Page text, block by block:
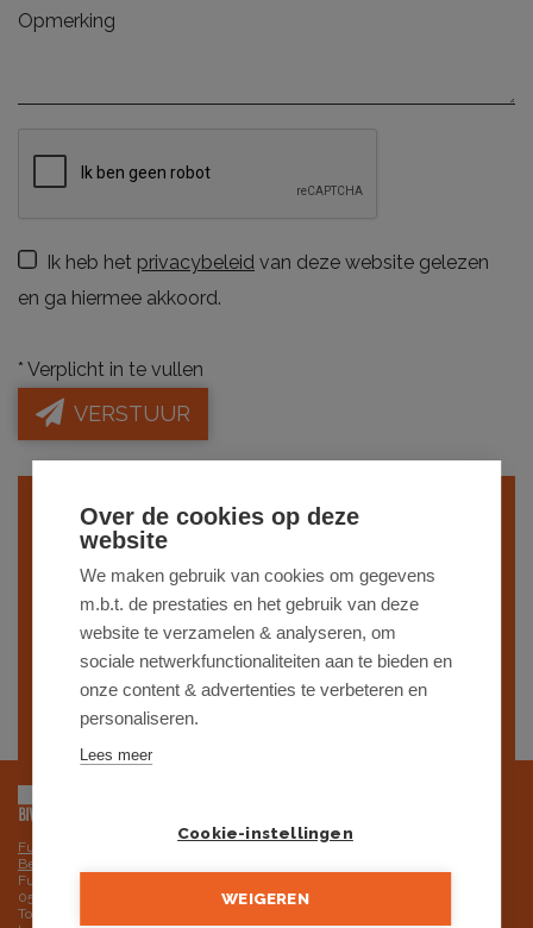
Ik heb het privacybeleid van deze website gelezen
en ga hiermee akkoord.
* Verplicht in te vullen
VERSTUUR
Indien je interesse hebt in een gelijkaardig
project,
schrijf je dan vrijblijvend in
onze nieuwsbrief en blijf op de hoogte van
onsrecentste aanbod.
SCHRIJF JE IN
Futurimmo BV is onderworpen aan de deontologische code van het BIV,
Beroepsinstituut van Vastgoedmakelaars
Futurimmo BV: ondernemingsnummer 0525.725.251 - BTW BE
0525.725.251 RPR Gent, afdeling Brugge
Toezichthoudende autoriteit: Beroepsinstituut van Vastgoedmakelaars,
Over de cookies op deze
website
We maken gebruik van cookies om gegevens
m.b.t. de prestaties en het gebruik van deze
website te verzamelen & analyseren, om
sociale netwerkfunctionaliteiten aan te bieden en
onze content & advertenties te verbeteren en
personaliseren.
Lees meer
Cookie-instellingen
WEIGEREN